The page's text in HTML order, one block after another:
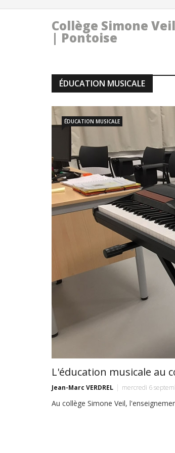
Collège Simone Veil
| Pontoise
ÉDUCATION MUSICALE
ÉDUCATION MUSICALE
L'éducation musicale au
Jean-Marc VERDREL mercredi 6
Au collège Simone Veil,